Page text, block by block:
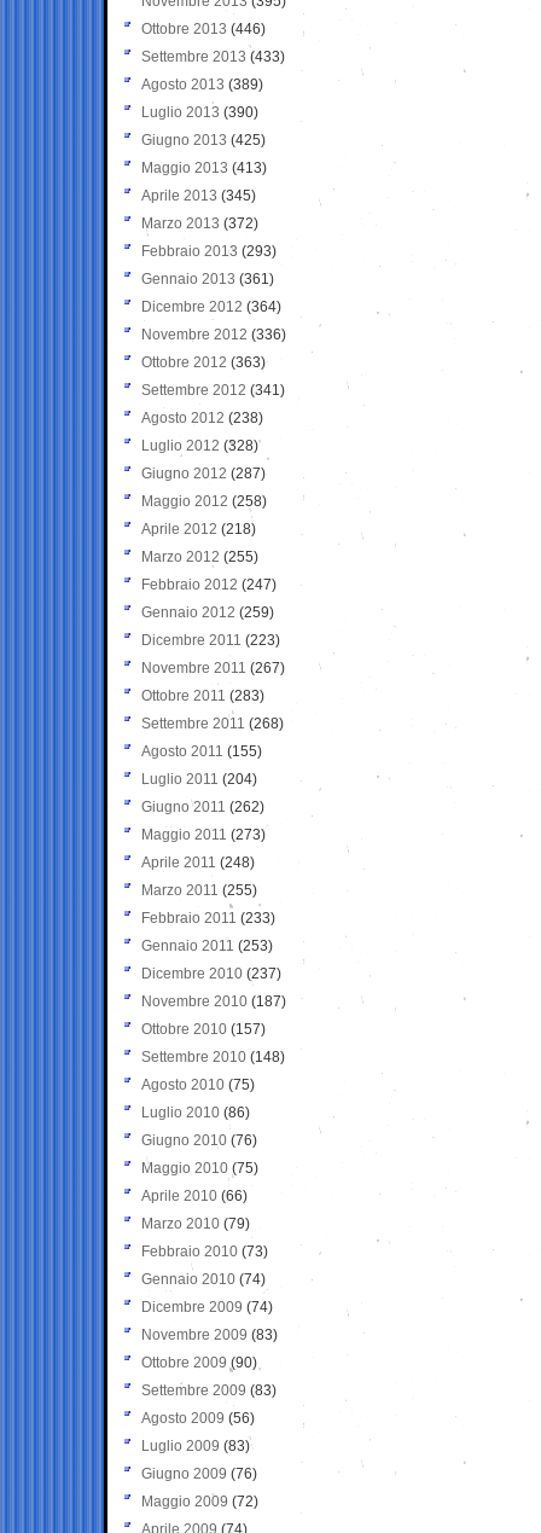
Ottobre 2013 (446)
Settembre 2013 (433)
Agosto 2013 (389)
Luglio 2013 (390)
Giugno 2013 (425)
Maggio 2013 (413)
Aprile 2013 (345)
Marzo 2013 (372)
Febbraio 2013 (293)
Gennaio 2013 (361)
Dicembre 2012 (364)
Novembre 2012 (336)
Ottobre 2012 (363)
Settembre 2012 (341)
Agosto 2012 (238)
Luglio 2012 (328)
Giugno 2012 (287)
Maggio 2012 (258)
Aprile 2012 (218)
Marzo 2012 (255)
Febbraio 2012 (247)
Gennaio 2012 (259)
Dicembre 2011 (223)
Novembre 2011 (267)
Ottobre 2011 (283)
Settembre 2011 (268)
Agosto 2011 (155)
Luglio 2011 (204)
Giugno 2011 (262)
Maggio 2011 (273)
Aprile 2011 (248)
Marzo 2011 (255)
Febbraio 2011 (233)
Gennaio 2011 (253)
Dicembre 2010 (237)
Novembre 2010 (187)
Ottobre 2010 (157)
Settembre 2010 (148)
Agosto 2010 (75)
Luglio 2010 (86)
Giugno 2010 (76)
Maggio 2010 (75)
Aprile 2010 (66)
Marzo 2010 (79)
Febbraio 2010 (73)
Gennaio 2010 (74)
Dicembre 2009 (74)
Novembre 2009 (83)
Ottobre 2009 (90)
Settembre 2009 (83)
Agosto 2009 (56)
Luglio 2009 (83)
Giugno 2009 (76)
Maggio 2009 (72)
Aprile 2009 (74)